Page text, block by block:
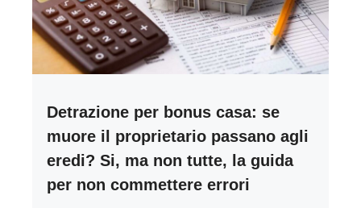
Detrazione per bonus casa: se
muore il proprietario passano agli
eredi? Si, ma non tutte, la guida
per non commettere errori